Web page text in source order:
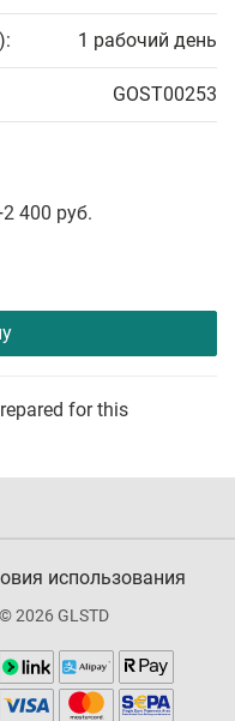
1 рабочий день
GOST00253
400 руб.
for this
использования
2026 GLSTD